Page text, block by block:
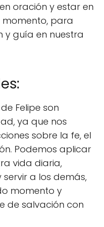
oración y estar en
momento, para
y guía en nuestra
Felipe son
ya que nos
sobre la fe, el
Podemos aplicar
vida diaria,
a los demás,
momento y
de salvación con